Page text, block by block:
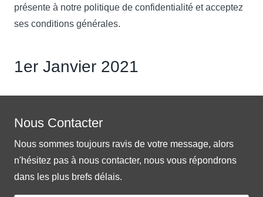
présente à notre politique de confidentialité et acceptez
ses conditions générales.
1er Janvier 2021
Nous Contacter
Nous sommes toujours ravis de votre message, alors
n'hésitez pas à nous contacter, nous vous répondrons
dans les plus brefs délais.